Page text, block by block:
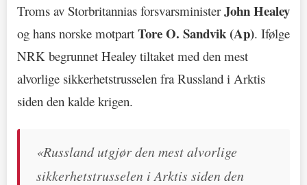
Troms av Storbritannias forsvarsministerJohn Healey
og hans norske motpart Tore O. Sandvik (Ap). Ifølge
NRK begrunnet Healey tiltaket med den mest
alvorlige sikkerhetstrusselen fra Russland i Arktis
siden den kalde krigen.
«Russland utgjør den mest alvorlige
sikkerhetstrusselen i Arktis siden den